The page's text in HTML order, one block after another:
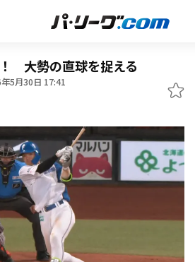
大勢の直球を捉える
5月30日 17:41